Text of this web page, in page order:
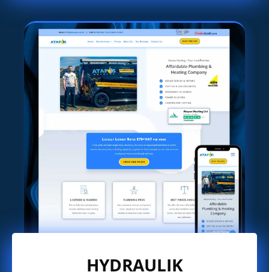
HYDRAULIK